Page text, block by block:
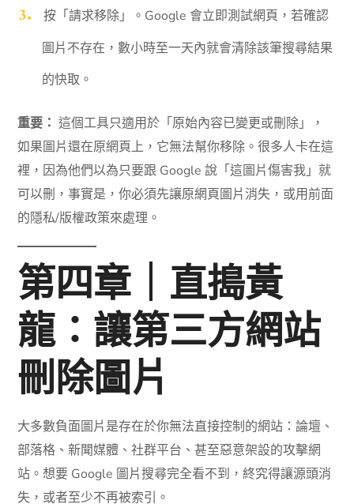
按「請求移除」。Google 會立即測試網頁，若確認
圖片不存在，數小時至一天內就會清除該筆搜尋結果
的快取。
重要： 這個工具只適用於「原始內容已變更或刪除」，
如果圖片還在原網頁上，它無法幫你移除。很多人卡在這
裡，因為他們以為只要跟 Google 說「這圖片傷害我」就
可以刪，事實是，你必須先讓原網頁圖片消失，或用前面
的隱私/版權政策來處理。
第四章｜直搗黃
龍：讓第三方網站
刪除圖片
大多數負面圖片是存在於你無法直接控制的網站：論壇、
部落格、新聞媒體、社群平台、甚至惡意架設的攻擊網
站。想要 Google 圖片搜尋完全看不到，終究得讓源頭消
失，或者至少不再被索引。